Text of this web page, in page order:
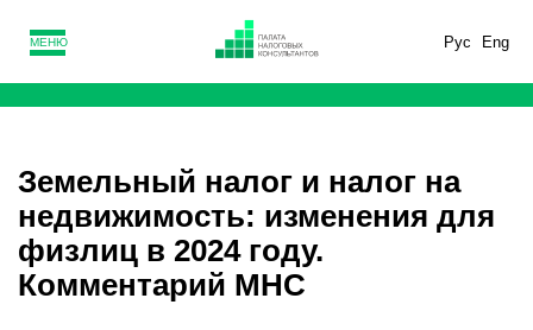
Рус Eng
МЕНЮ
Земельный налог и налог на
недвижимость: изменения для
физлиц в 2024 году.
Комментарий МНС